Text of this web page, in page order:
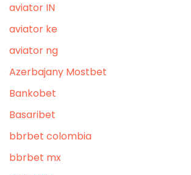
aviator IN
aviator ke
aviator ng
Azerbajany Mostbet
Bankobet
Basaribet
bbrbet colombia
bbrbet mx